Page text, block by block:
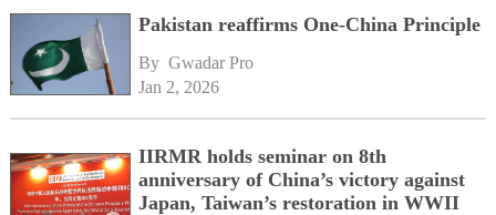
Pakistan reaffirms One-China Principle
By Gwadar Pro
Jan 2, 2026
IIRMR holds seminar on 8th
anniversary of China’s victory against
Japan, Taiwan’s restoration in WWII